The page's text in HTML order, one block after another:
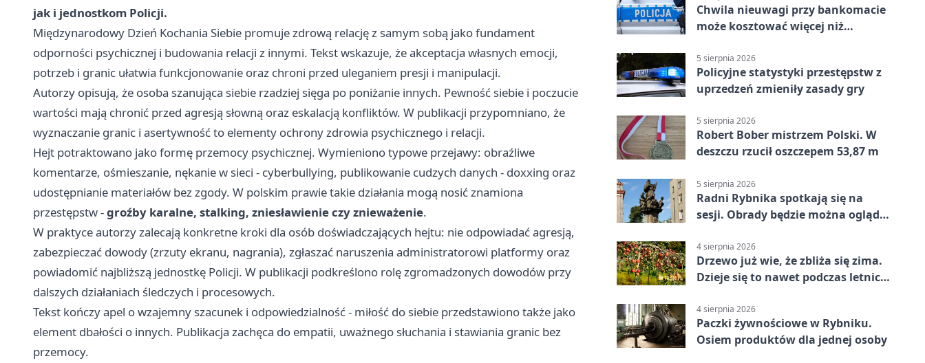
jak i jednostkom Policji.
Międzynarodowy Dzień Kochania Siebie promuje zdrową relację z samym sobą jako fundament
odporności psychicznej i budowania relacji z innymi. Tekst wskazuje, że akceptacja własnych emocji,
potrzeb i granic ułatwia funkcjonowanie oraz chroni przed uleganiem presji i manipulacji.
Autorzy opisują, że osoba szanująca siebie rzadziej sięga po poniżanie innych. Pewność siebie i poczucie
wartości mają chronić przed agresją słowną oraz eskalacją konfliktów. W publikacji przypomniano, że
wyznaczanie granic i asertywność to elementy ochrony zdrowia psychicznego i relacji.
Hejt potraktowano jako formę przemocy psychicznej. Wymieniono typowe przejawy: obraźliwe
komentarze, ośmieszanie, nękanie w sieci - cyberbullying, publikowanie cudzych danych - doxxing oraz
udostępnianie materiałów bez zgody. W polskim prawie takie działania mogą nosić znamiona
przestępstw -groźby karalne, stalking, zniesławienie czy znieważenie.
W praktyce autorzy zalecają konkretne kroki dla osób doświadczających hejtu: nie odpowiadać agresją,
zabezpieczać dowody (zrzuty ekranu, nagrania), zgłaszać naruszenia administratorowi platformy oraz
powiadomić najbliższą jednostkę Policji. W publikacji podkreślono rolę zgromadzonych dowodów przy
dalszych działaniach śledczych i procesowych.
Tekst kończy apel o wzajemny szacunek i odpowiedzialność - miłość do siebie przedstawiono także jako
element dbałości o innych. Publikacja zachęca do empatii, uważnego słuchania i stawiania granic bez
przemocy.
Chwila nieuwagi przy bankomacie
może kosztować więcej niż
5 sierpnia 2026
Policyjne statystyki przestępstw z
uprzedzeń zmieniły zasady gry
5 sierpnia 2026
Robert Bober mistrzem Polski. W
deszczu rzucił oszczepem 53,87 m
5 sierpnia 2026
Radni Rybnika spotkają się na
sesji. Obrady będzie można oglądać
4 sierpnia 2026
Drzewo już wie, że zbliża się zima.
Dzieje się to nawet podczas letnich
4 sierpnia 2026
Paczki żywnościowe w Rybniku.
Osiem produktów dla jednej osoby